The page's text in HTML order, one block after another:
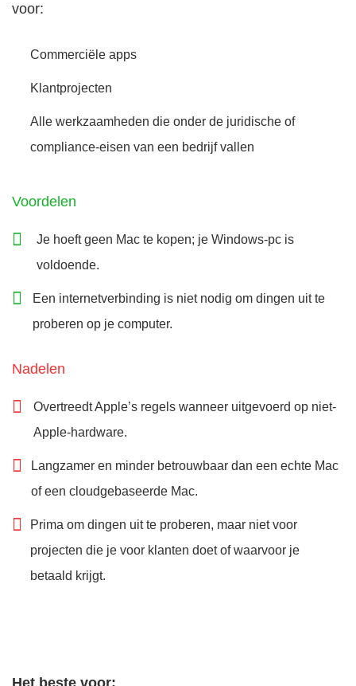
voor:
Commerciële apps
Klantprojecten
Alle werkzaamheden die onder de juridische of
compliance-eisen van een bedrijf vallen
Voordelen
Je hoeft geen Mac te kopen; je Windows-pc is
voldoende.
Een internetverbinding is niet nodig om dingen uit te
proberen op je computer.
Nadelen
Overtreedt Apple’s regels wanneer uitgevoerd op niet-
Apple-hardware.
Langzamer en minder betrouwbaar dan een echte Mac
of een cloudgebaseerde Mac.
Prima om dingen uit te proberen, maar niet voor
projecten die je voor klanten doet of waarvoor je
betaald krijgt.